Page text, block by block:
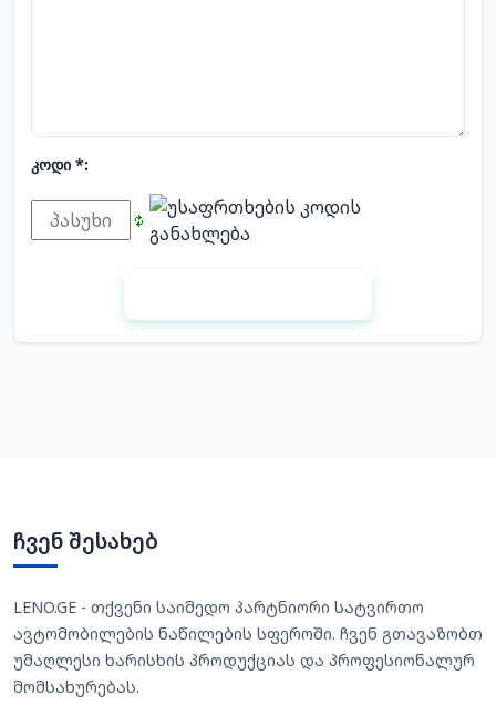
კოდი *:
ჩვენ შესახებ
LENO.GE - თქვენი საიმედო პარტნიორი სატვირთო
ავტომობილების ნაწილების სფეროში. ჩვენ გთავაზობთ
უმაღლესი ხარისხის პროდუქციას და პროფესიონალურ
მომსახურებას.